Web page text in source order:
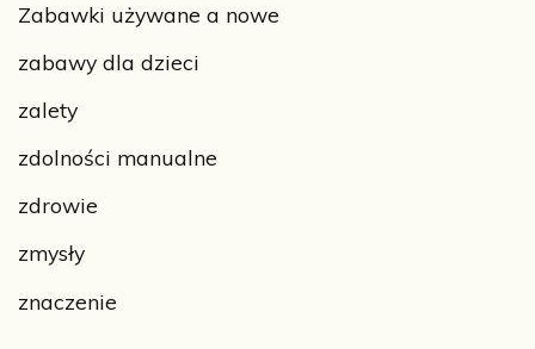
Zabawki używane a nowe
zabawy dla dzieci
zalety
zdolności manualne
zdrowie
zmysły
znaczenie